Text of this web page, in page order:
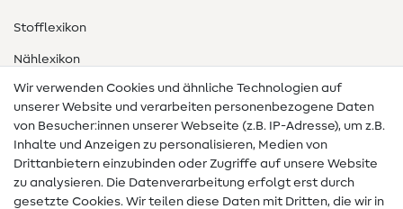
Stofflexikon
Nählexikon
Nähanleitungen
Hilfe & Kontakt
Kontakt
Infos zum Betreiberwechsel
Wir verwenden Cookies und ähnliche Technologien auf
unserer Website und verarbeiten personenbezogene Daten
von Besucher:innen unserer Webseite (z.B. IP-Adresse), um z.B.
Inhalte und Anzeigen zu personalisieren, Medien von
Drittanbietern einzubinden oder Zugriffe auf unsere Website
zu analysieren. Die Datenverarbeitung erfolgt erst durch
gesetzte Cookies. Wir teilen diese Daten mit Dritten, die wir in